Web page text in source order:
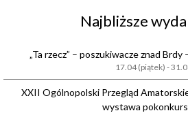
Najbliższe
„Ta rzecz” – poszukiwacze znad
17.04 (piątek) -
XXII Ogólnopolski Przegląd
wystawa